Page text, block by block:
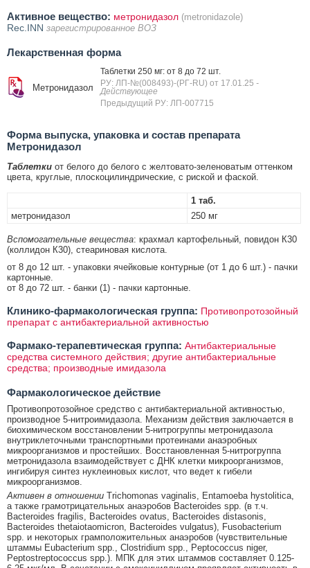
Активное вещество: метронидазол (metronidazole)
Rec.INN зарегистрированное ВОЗ
Лекарственная форма
Метронидазол
Таблетки 250 мг: от 8 до 72 шт.
РУ: ЛП-№(008493)-(РГ-RU) от 17.01.25 -
Действующее
Предыдущий РУ: ЛП-007715
Форма выпуска, упаковка и состав препарата
Метронидазол
Таблетки от белого до белого с желтовато-зеленоватым оттенком
цвета, круглые, плоскоцилиндрические, с риской и фаской.
1 таб.
метронидазол
250 мг
Вспомогательные вещества: крахмал картофельный, повидон К30
(коллидон К30), стеариновая кислота.
от 8 до 12 шт. - упаковки ячейковые контурные (от 1 до 6 шт.) - пачки
картонные.
от 8 до 72 шт. - банки (1) - пачки картонные.
Клинико-фармакологическая группа: Противопротозойный
препарат с антибактериальной активностью
Фармако-терапевтическая группа: Антибактериальные
средства системного действия; другие антибактериальные
средства; производные имидазола
Фармакологическое действие
Противопротозойное средство с антибактериальной активностью,
производное 5-нитроимидазола. Механизм действия заключается в
биохимическом восстановлении 5-нитрогруппы метронидазола
внутриклеточными транспортными протеинами анаэробных
микроорганизмов и простейших. Восстановленная 5-нитрогруппа
метронидазола взаимодействует с ДНК клетки микроорганизмов,
ингибируя синтез нуклеиновых кислот, что ведет к гибели
микроорганизмов.
Активен в отношении Trichomonas vaginalis, Entamoeba hystolitica,
а также грамотрицательных анаэробов Bacteroides spp. (в т.ч.
Bacteroides fragilis, Bacteroides ovatus, Bacteroides distasonis,
Bacteroides thetaiotaomicron, Bacteroides vulgatus), Fusobacterium
spp. и некоторых грамположительных анаэробов (чувствительные
штаммы Eubacterium spp., Clostridium spp., Peptococcus niger,
Peptostreptococcus spp.). МПК для этих штаммов составляет 0.125-